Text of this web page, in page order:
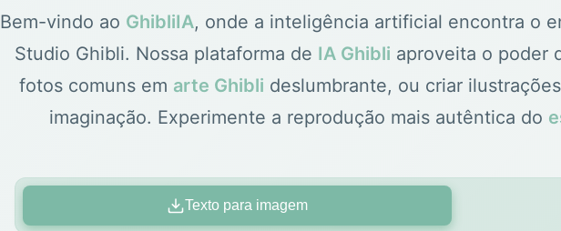
Bem-vindo ao GhibliIA, onde a inteligência artificial encontra o
Studio Ghibli. Nossa plataforma de IA Ghibli aproveita o poder
fotos comuns em arte Ghibli deslumbrante, ou criar
imaginação. Experimente a reprodução mais autêntica do
Texto para imagem